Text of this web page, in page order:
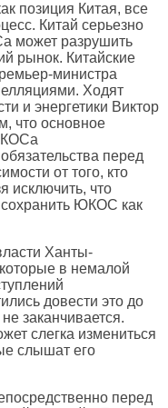
позиция Китая, все
Китай серьезно
может разрушить
рынок. Китайские
министра
Ходят
и энергетики Виктор
что основное
перед
от того, кто
исключить, что
ЮКОС как
Ханты-
в немалой
довести это до
заканчивается.
слегка измениться
слышат его
перед